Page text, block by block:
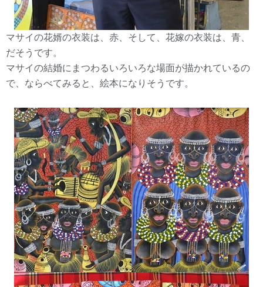
マサイの花婿の衣装は、赤、そして、花嫁の衣装は、青、
だそうです。
マサイの結婚にまつわるいろいろな場面が描かれているの
で、ならべてみると、絵本になりそうです。